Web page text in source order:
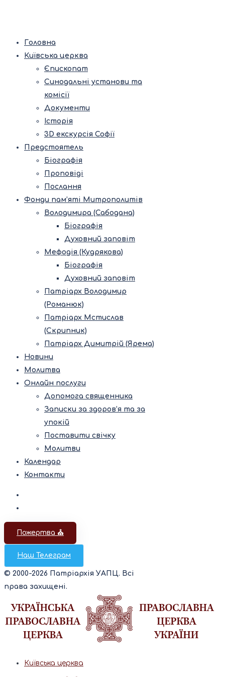
Головна
Київська церква
Єпископат
Синодальні установи та
комісії
Документи
Історія
3D екскурсія Софії
Предстоятель
Біографія
Проповіді
Послання
Фонди пам’яті Митрополитів
Володимира (Сабодана)
Біографія
Духовний заповіт
Мефодія (Кудрякова)
Біографія
Духовний заповіт
Патріарх Володимир
(Романюк)
Патріарх Мстислав
(Скрипник)
Патріарх Димитрій (Ярема)
Новини
Молитва
Онлайн послуги
Допомога священника
Записки за здоров’я та за
упокій
Поставити свічку
Молитви
Календар
Контакти
Пожертва ⛪️
Наш Телеграм
© 2000-2026 Патріархія УАПЦ. Всі
права захищені.
Київська церква